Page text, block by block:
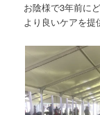
お陰様で3年前に
より良いケアを提